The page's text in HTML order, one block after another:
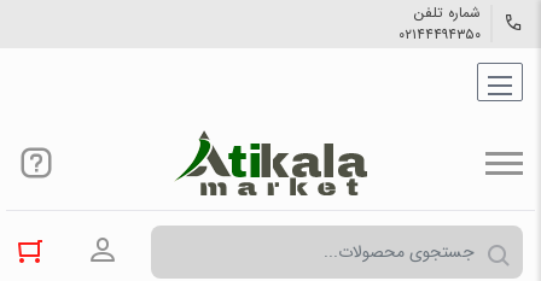
شماره تلفن
۰۲۱۴۴۴۹۴۳۵۰
ورود به